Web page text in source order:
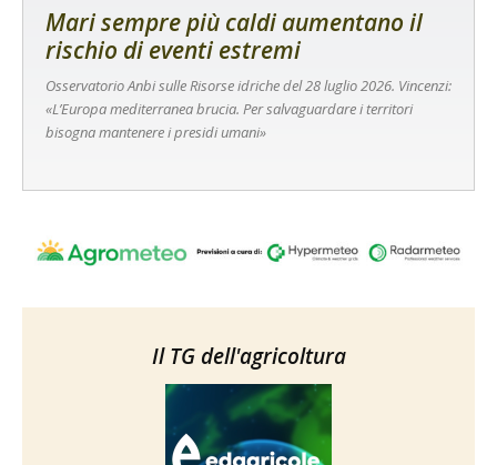
Mari sempre più caldi aumentano il
rischio di eventi estremi
Osservatorio Anbi sulle Risorse idriche del 28 luglio 2026. Vincenzi:
«L’Europa mediterranea brucia. Per salvaguardare i territori
bisogna mantenere i presidi umani»
Il TG dell'agricoltura